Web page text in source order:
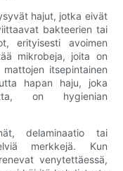
hajut, jotka eivät
bakteerien tai
erityisesti avoimen
mikrobeja, joita on
itsepintainen
hapan haju, joka
on hygienian
delaminaatio tai
merkkejä. Kun
venytettäessä,